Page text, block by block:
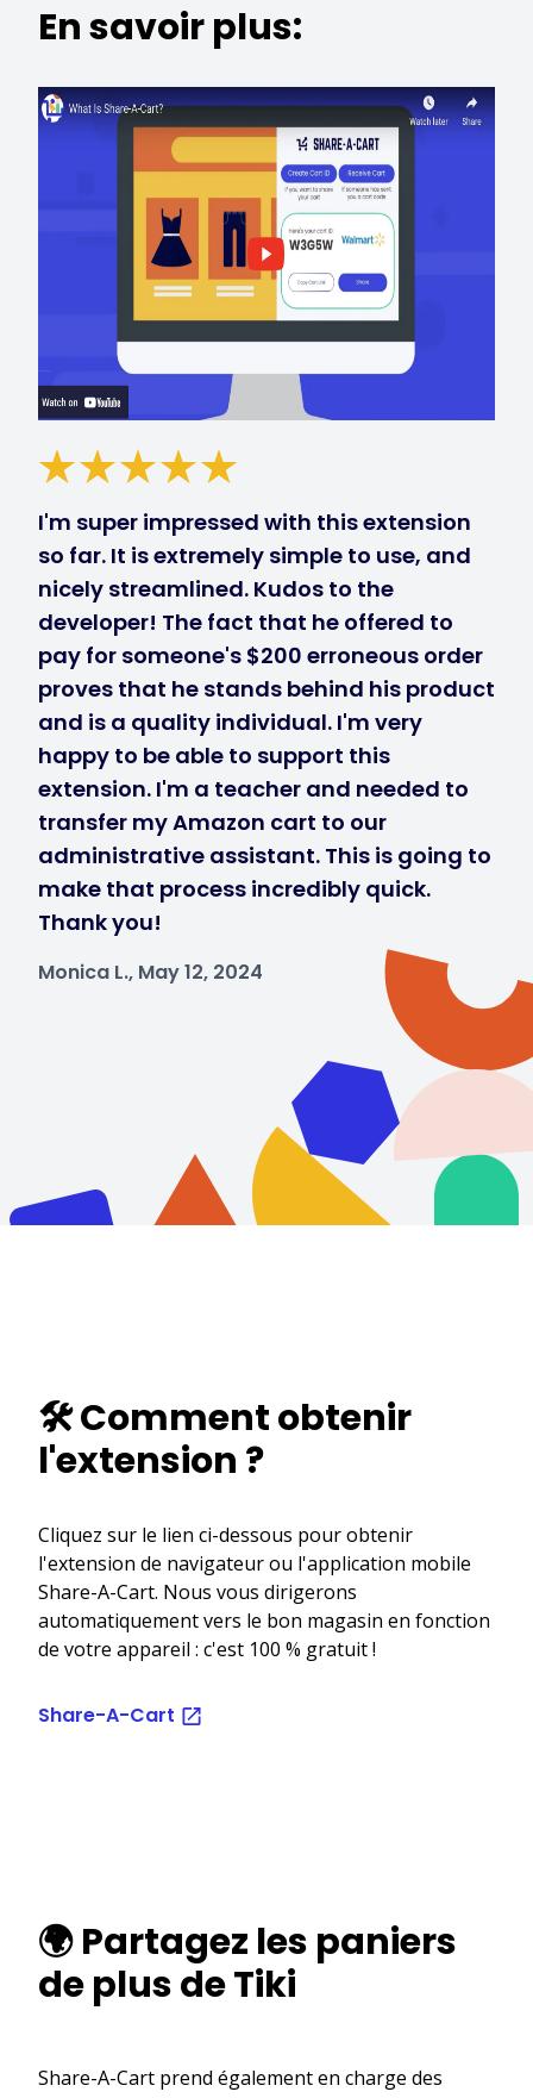
En savoir plus:
I'm super impressed with this extension
so far. It is extremely simple to use, and
nicely streamlined. Kudos to the
developer! The fact that he offered to
pay for someone's $200 erroneous order
proves that he stands behind his product
and is a quality individual. I'm very
happy to be able to support this
extension. I'm a teacher and needed to
transfer my Amazon cart to our
administrative assistant. This is going to
make that process incredibly quick.
Thank you!
Monica L., May 12, 2024
🛠️ Comment obtenir
l'extension ?
Cliquez sur le lien ci-dessous pour obtenir
l'extension de navigateur ou l'application mobile
Share-A-Cart. Nous vous dirigerons
automatiquement vers le bon magasin en fonction
de votre appareil : c'est 100 % gratuit !
Share-A-Cart
🌍 Partagez les paniers
de plus de Tiki
Share-A-Cart prend également en charge des